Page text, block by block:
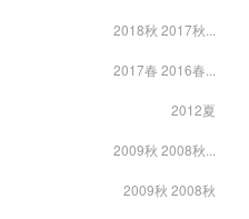
2018秋 2017秋...
2017春 2016春...
2012夏
2009秋 2008秋...
2009秋 2008秋